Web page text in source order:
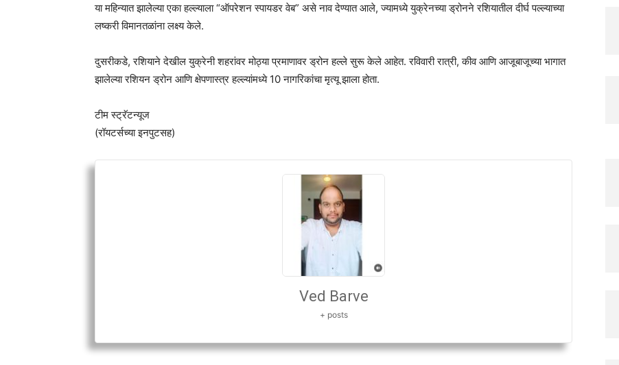
या महिन्यात झालेल्या एका हल्ल्याला “ऑपरेशन स्पायडर वेब” असे नाव देण्यात आले, ज्यामध्ये युक्रेनच्या ड्रोनने रशियातील दीर्घ पल्ल्याच्या
लष्करी विमानतळांना लक्ष्य केले.
दुसरीकडे, रशियाने देखील युक्रेनी शहरांवर मोठ्या प्रमाणावर ड्रोन हल्ले सुरू केले आहेत. रविवारी रात्री, कीव आणि आजूबाजूच्या भागात
झालेल्या रशियन ड्रोन आणि क्षेपणास्त्र हल्ल्यांमध्ये 10 नागरिकांचा मृत्यू झाला होता.
टीम स्ट्रॅटन्यूज
(रॉयटर्सच्या इनपुटसह)
Ved Barve
+ posts